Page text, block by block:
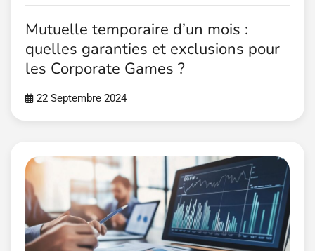
Mutuelle temporaire d’un mois :
quelles garanties et exclusions pour
les Corporate Games ?
22 Septembre 2024